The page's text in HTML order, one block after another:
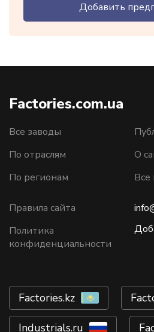
Добавить
Factories.com.ua
Все заводы
По отраслям
По регионам
О
Все
Правила сайта
Политика
конфиденциальности
Factories.kz
Industrials.ru